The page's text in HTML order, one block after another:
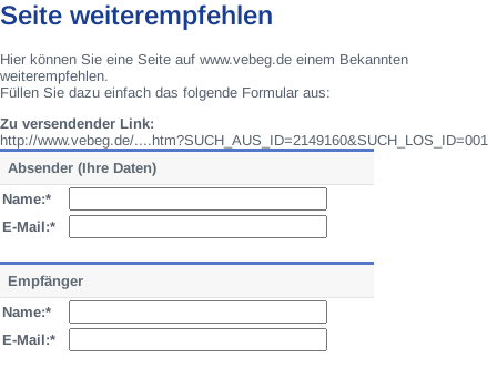
Seite weiterempfehlen
Hier können Sie eine Seite auf www.vebeg.de einem Bekannten
weiterempfehlen.
Füllen Sie dazu einfach das folgende Formular aus:
Zu versendender Link:
http://www.vebeg.de/....htm?SUCH_AUS_ID=2149160&SUCH_LOS_ID=001
Absender (Ihre Daten)
Name:*
E-Mail:*
Empfänger
Name:*
E-Mail:*